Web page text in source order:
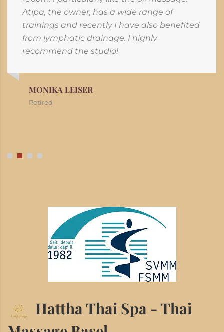
Atipa, the owner, has a wide range of
trainings and recently I have also benefited
from lymphatic drainage. I highly
recommend the studio!
MONIKA LEISER
Retired
Hattha Thai Spa - Thai